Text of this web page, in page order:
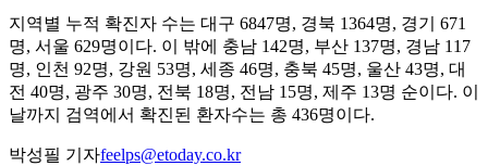
지역별 누적 확진자 수는 대구 6847명, 경북 1364명, 경기 671
명, 서울 629명이다. 이 밖에 충남 142명, 부산 137명, 경남 117
명, 인천 92명, 강원 53명, 세종 46명, 충북 45명, 울산 43명, 대
전 40명, 광주 30명, 전북 18명, 전남 15명, 제주 13명 순이다. 이
날까지 검역에서 확진된 환자수는 총 436명이다.
박성필 기자feelps@etoday.co.kr